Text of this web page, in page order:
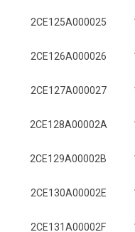
2CE125A000025
2CE126A000026
2CE127A000027
2CE128A00002A
2CE129A00002B
2CE130A00002E
2CE131A00002F